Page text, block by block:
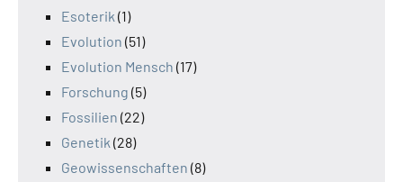
Esoterik (1)
Evolution (51)
Evolution Mensch (17)
Forschung (5)
Fossilien (22)
Genetik (28)
Geowissenschaften (8)